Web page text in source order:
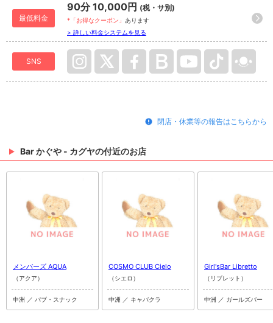
最低料金
90分 10,000円 (税・サ別)
*「お得なクーポン」 あります
> 詳しい料金システムを見る
SNS
閉店・休業等の報告はこちらから
Bar かぐや - カグヤの付近のお店
メンバーズ AQUA
（アクア）
中洲 ／ パブ・スナック
COSMO CLUB Cielo
（シエロ）
中洲 ／ キャバクラ
Girl'sBar Libretto
（リブレット）
中洲 ／ ガールズバー